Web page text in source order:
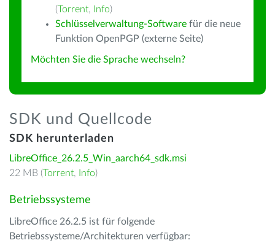
(Torrent, Info)
Schlüsselverwaltung-Software für die neue
Funktion OpenPGP (externe Seite)
Möchten Sie die Sprache wechseln?
SDK und Quellcode
SDK herunterladen
LibreOffice_26.2.5_Win_aarch64_sdk.msi
22 MB (Torrent, Info)
Betriebssysteme
LibreOffice 26.2.5 ist für folgende
Betriebssysteme/Architekturen verfügbar: